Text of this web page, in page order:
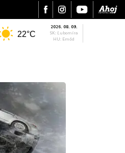
ŠPORT
FOTKY
VIDEO
MIX
22°C
2026. 08. 09.
SK: Ľubomíra
HU: Emőd